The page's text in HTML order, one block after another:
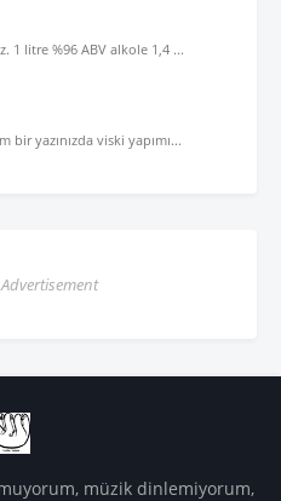
1 litre %96 ABV alkole 1,4 ...
bir yazınızda viski yapımı...
müzik dinlemiyorum,